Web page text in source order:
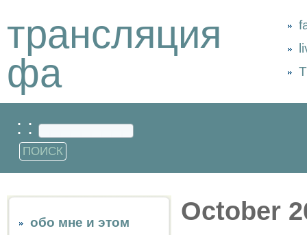
трансляция
фа
: :
обо мне и этом
October